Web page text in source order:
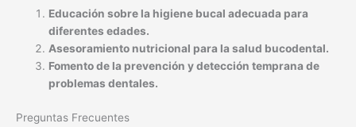
Educación sobre la higiene bucal adecuada para
diferentes edades.
Asesoramiento nutricional para la salud bucodental.
Fomento de la prevención y detección temprana de
problemas dentales.
Preguntas Frecuentes